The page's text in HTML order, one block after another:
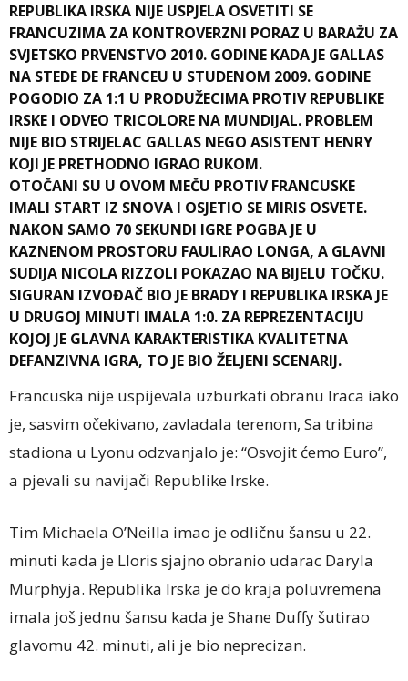
REPUBLIKA IRSKA NIJE USPJELA OSVETITI SE
FRANCUZIMA ZA KONTROVERZNI PORAZ U BARAŽU ZA
SVJETSKO PRVENSTVO 2010. GODINE KADA JE GALLAS
NA STEDE DE FRANCEU U STUDENOM 2009. GODINE
POGODIO ZA 1:1 U PRODUŽECIMA PROTIV REPUBLIKE
IRSKE I ODVEO TRICOLORE NA MUNDIJAL. PROBLEM
NIJE BIO STRIJELAC GALLAS NEGO ASISTENT HENRY
KOJI JE PRETHODNO IGRAO RUKOM.
OTOČANI SU U OVOM MEČU PROTIV FRANCUSKE
IMALI START IZ SNOVA I OSJETIO SE MIRIS OSVETE.
NAKON SAMO 70 SEKUNDI IGRE POGBA JE U
KAZNENOM PROSTORU FAULIRAO LONGA, A GLAVNI
SUDIJA NICOLA RIZZOLI POKAZAO NA BIJELU TOČKU.
SIGURAN IZVOĐAČ BIO JE BRADY I REPUBLIKA IRSKA JE
U DRUGOJ MINUTI IMALA 1:0. ZA REPREZENTACIJU
KOJOJ JE GLAVNA KARAKTERISTIKA KVALITETNA
DEFANZIVNA IGRA, TO JE BIO ŽELJENI SCENARIJ.
Francuska nije uspijevala uzburkati obranu Iraca iako
je, sasvim očekivano, zavladala terenom, Sa tribina
stadiona u Lyonu odzvanjalo je: “Osvojit ćemo Euro”,
a pjevali su navijači Republike Irske.
Tim Michaela O’Neilla imao je odličnu šansu u 22.
minuti kada je Lloris sjajno obranio udarac Daryla
Murphyja. Republika Irska je do kraja poluvremena
imala još jednu šansu kada je Shane Duffy šutirao
glavomu 42. minuti, ali je bio neprecizan.